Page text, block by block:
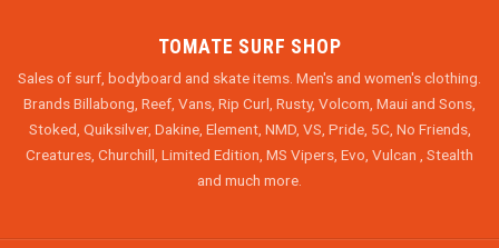
TOMATE SURF SHOP
Sales of surf, bodyboard and skate items. Men's and women's clothing.
Brands Billabong, Reef, Vans, Rip Curl, Rusty, Volcom, Maui and Sons,
Stoked, Quiksilver, Dakine, Element, NMD, VS, Pride, 5C, No Friends,
Creatures, Churchill, Limited Edition, MS Vipers, Evo, Vulcan , Stealth
and much more.